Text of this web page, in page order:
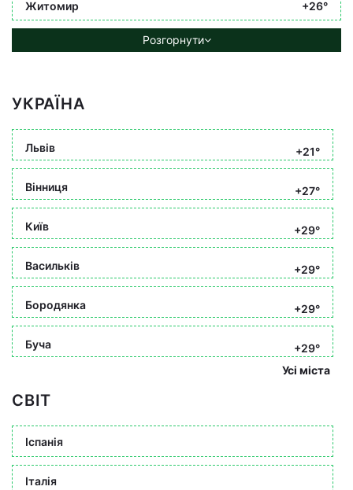
Житомир +26°
Розгорнути
УКРАЇНА
Львів +21°
Вінниця +27°
Київ +29°
Васильків +29°
Бородянка +29°
Буча
+29°
Усі міста
СВІТ
Іспанія
Італія